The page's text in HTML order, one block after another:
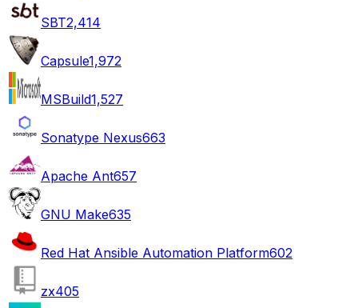
SBT2,414
Capsule1,972
MSBuild1,527
Sonatype Nexus663
Apache Ant657
GNU Make635
Red Hat Ansible Automation Platform602
zx405